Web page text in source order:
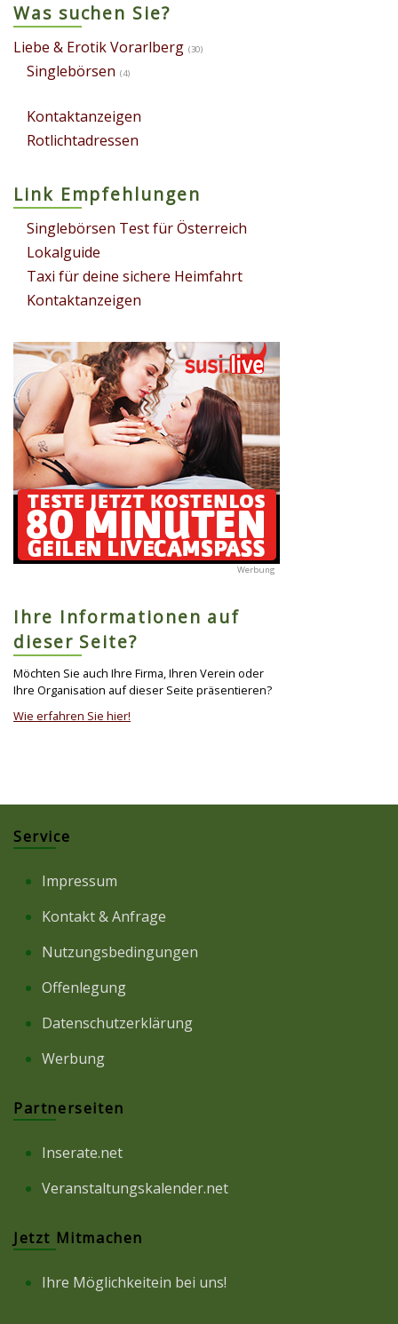
Was suchen Sie?
Liebe & Erotik Vorarlberg (30)
Singlebörsen (4)
Kontaktanzeigen
Rotlichtadressen
Link Empfehlungen
Singlebörsen Test für Österreich
Lokalguide
Taxi für deine sichere Heimfahrt
Kontaktanzeigen
Ihre Informationen auf
dieser Seite?
Möchten Sie auch Ihre Firma, Ihren Verein oder
Ihre Organisation auf dieser Seite präsentieren?
Wie erfahren Sie hier!
Service
Impressum
Kontakt & Anfrage
Nutzungsbedingungen
Offenlegung
Datenschutzerklärung
Werbung
Partnerseiten
Inserate.net
Veranstaltungskalender.net
Jetzt Mitmachen
Ihre Möglichkeitein bei uns!